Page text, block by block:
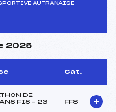
AUTRANAISE
2025
Cat.
DE
FIS – 23
FFS